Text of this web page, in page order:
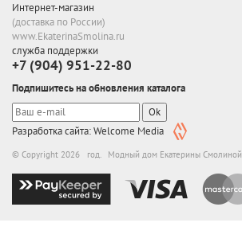
Интернет-магазин
(доставка по России)
www.EkaterinaSmolina.ru
служба поддержки
+7 (904) 951-22-80
Подпишитесь на обновления каталога
Ok
Разработка сайта: Welcome Media
© Copyright 2026 год. Модный дом Екатерины Смолиной